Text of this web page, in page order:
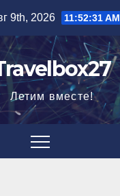
9th, 2026 11:52:32 AM
Летим вместе!